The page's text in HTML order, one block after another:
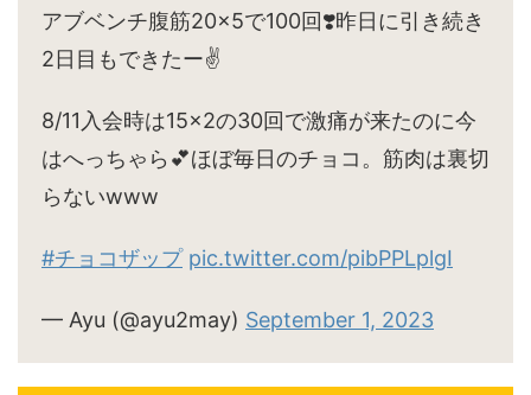
アブベンチ腹筋20×5で100回❣️昨日に引き続き
2日目もできたー✌️
8/11入会時は15×2の30回で激痛が来たのに今
はへっちゃら💕ほぼ毎日のチョコ。筋肉は裏切
らないwww
#チョコザップ pic.twitter.com/pibPPLplgI
— Ayu (@ayu2may) September 1, 2023